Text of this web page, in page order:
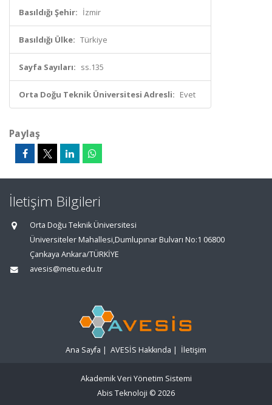
Basıldığı Şehir: İzmir
Basıldığı Ülke: Türkiye
Sayfa Sayıları: ss.135
Orta Doğu Teknik Üniversitesi Adresli: Evet
Paylaş
İletişim Bilgileri
Orta Doğu Teknik Üniversitesi
Üniversiteler Mahallesi,Dumlupınar Bulvarı No:1 06800
Çankaya Ankara/TÜRKİYE
avesis@metu.edu.tr
Ana Sayfa | AVESİS Hakkında | İletişim
Akademik Veri Yönetim Sistemi
Abis Teknoloji © 2026